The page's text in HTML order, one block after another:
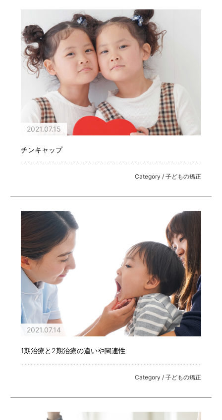
2021.07.15
チンキャップ
Category / 子どもの矯正
2021.07.14
1期治療と2期治療の違いや関連性
Category / 子どもの矯正